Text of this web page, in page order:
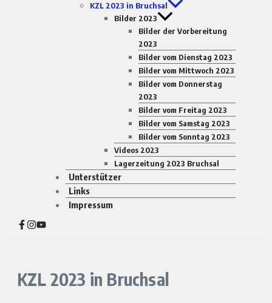
KZL 2023 in Bruchsal
Bilder 2023
Bilder der Vorbereitung
2023
Bilder vom Dienstag 2023
Bilder vom Mittwoch 2023
Bilder vom Donnerstag
2023
Bilder vom Freitag 2023
Bilder vom Samstag 2023
Bilder vom Sonntag 2023
Videos 2023
Lagerzeitung 2023 Bruchsal
Unterstützer
Links
Impressum
KZL 2023 in Bruchsal